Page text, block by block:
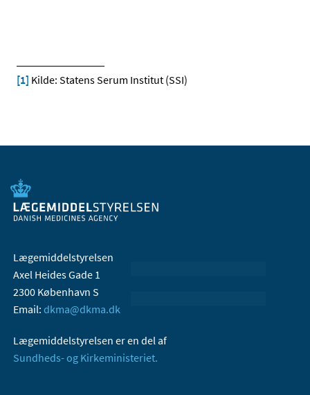
[1] Kilde: Statens Serum Institut (SSI)
Lægemiddelstyrelsen
Axel Heides Gade 1
2300 København S
Email: dkma@dkma.dk
Lægemiddelstyrelsen er en del af
Sundheds- og Kirkeministeriet.